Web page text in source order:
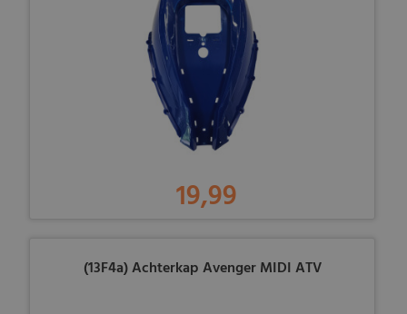
19,99
(13F4a) Achterkap Avenger MIDI ATV